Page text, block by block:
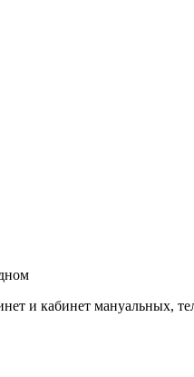
и кабинет мануальных,